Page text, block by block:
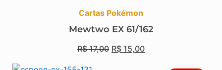
Cartas Pokémon
Mewtwo EX 61/162
R$17,00 R$ 15,00